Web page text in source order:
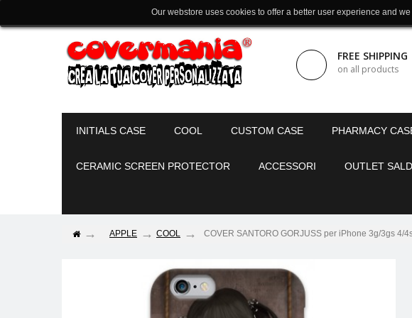
FREE SHIPPING
on all products
INITIALS CASE COOL CUSTOM CASE PHARMACY
CERAMIC SCREEN PROTECTOR ACCESSORI OUTLET
Our webstore uses cookies to offer a better user experience and
APPLE COOL COVER SANTORO GORJUSS per iPhone 3g/3gs 4/